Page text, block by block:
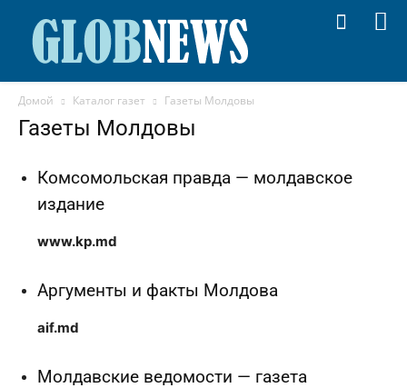
Домой Каталог газет Газеты Молдовы
Газеты Молдовы
Комсомольская правда — молдавское
издание
www.kp.md
Аргументы и факты Молдова
aif.md
Молдавские ведомости — газета